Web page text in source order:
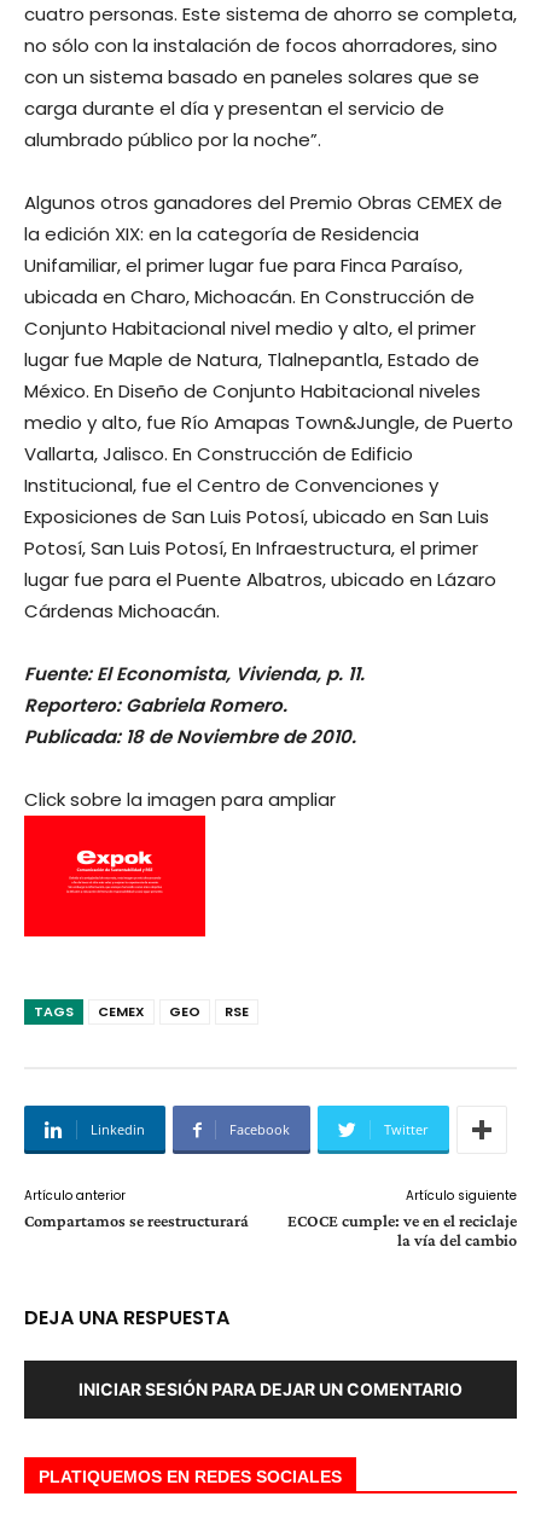
cuatro personas. Este sistema de ahorro se completa,
no sólo con la instalación de focos ahorradores, sino
con un sistema basado en paneles solares que se
carga durante el día y presentan el servicio de
alumbrado público por la noche”.
Algunos otros ganadores del Premio Obras CEMEX de
la edición XIX: en la categoría de Residencia
Unifamiliar, el primer lugar fue para Finca Paraíso,
ubicada en Charo, Michoacán. En Construcción de
Conjunto Habitacional nivel medio y alto, el primer
lugar fue Maple de Natura, Tlalnepantla, Estado de
México. En Diseño de Conjunto Habitacional niveles
medio y alto, fue Río Amapas Town&Jungle, de Puerto
Vallarta, Jalisco. En Construcción de Edificio
Institucional, fue el Centro de Convenciones y
Exposiciones de San Luis Potosí, ubicado en San Luis
Potosí, San Luis Potosí, En Infraestructura, el primer
lugar fue para el Puente Albatros, ubicado en Lázaro
Cárdenas Michoacán.
Fuente: El Economista, Vivienda, p. 11.
Reportero: Gabriela Romero.
Publicada: 18 de Noviembre de 2010.
Click sobre la imagen para ampliar
TAGS CEMEX GEO RSE
Linkedin Facebook Twitter
Artículo anterior
Compartamos se reestructurará
Artículo siguiente
ECOCE cumple: ve en el reciclaje
la vía del cambio
DEJA UNA RESPUESTA
INICIAR SESIÓN PARA DEJAR UN COMENTARIO
PLATIQUEMOS EN REDES SOCIALES